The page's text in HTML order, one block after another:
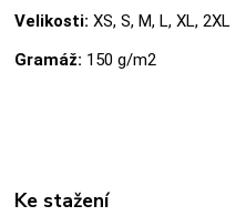
Velikosti: XS, S, M, L, XL, 2XL
Gramáž: 150 g/m2
Ke stažení